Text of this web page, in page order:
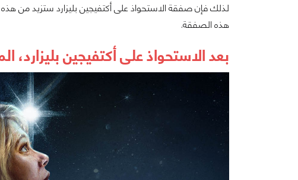
لذلك فإن صفقة الاستحواذ على أكتفيجين بليزارد ستزيد من
هذه الصفقة.
بعد الاستحواذ على أكتفيجين